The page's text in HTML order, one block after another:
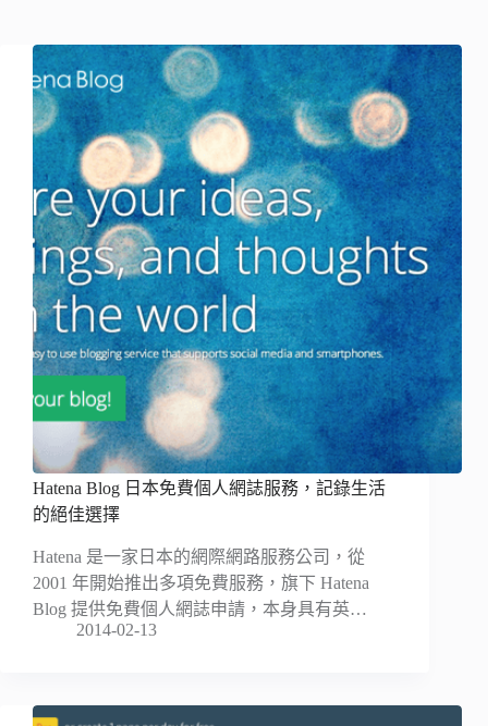
Hatena Blog 日本免費個人網誌服務，記錄生活
的絕佳選擇
Hatena 是一家日本的網際網路服務公司，從
2001 年開始推出多項免費服務，旗下 Hatena
Blog 提供免費個人網誌申請，本身具有英…
2014-02-13